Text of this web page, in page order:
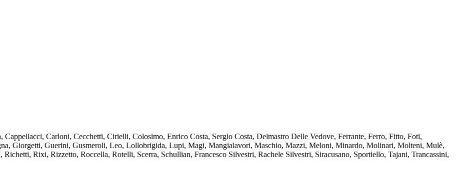
Carloni, Cecchetti, Cirielli, Colosimo, Enrico Costa, Sergio Costa, Delmastro Delle Vedove, Ferrante, Ferro, Fitto, Foti,
Giorgetti, Guerini, Gusmeroli, Leo, Lollobrigida, Lupi, Magi, Mangialavori, Maschio, Mazzi, Meloni, Minardo, Molinari, Molteni, Mulè,
Rixi, Rizzetto, Roccella, Rotelli, Scerra, Schullian, Francesco Silvestri, Rachele Silvestri, Siracusano, Sportiello, Tajani, Trancassini,